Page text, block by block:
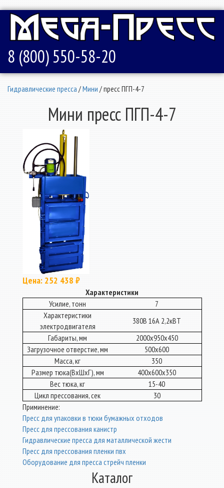
8 (800) 550-58-20
Гидравлические пресса /Мини / пресс ПГП-4-7
Мини пресс ПГП-4-7
Цена: 252 438 ₽
Характеристики
Усилие, тонн
7
Характеристики
электродвигателя
380В 16А 2,2кВТ
Габариты, мм
2000х950х450
Загрузочное отверстие, мм
500х600
Масса, кг
350
Размер тюка(ВхШхГ), мм
400х600х350
Вес тюка, кг
15-40
Цикл прессования, сек
30
Приминение:
Пресс для упаковки в тюки бумажных отходов
Пресс для прессования канистр
Гидравлические пресса для маталлической жести
Пресс для прессования пленки пвх
Оборудование для пресса стрейч пленки
Каталог